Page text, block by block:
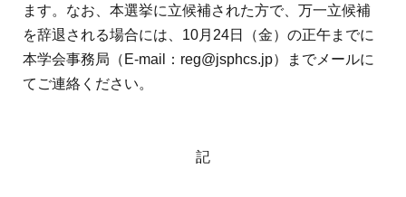
ます。なお、本選挙に立候補された方で、万一立候補
を辞退される場合には、 10月 24日（金）の正午までに
本学会事務局（ E-mail ： reg@jsphcs.jp）までメールに
てご連絡ください。
記